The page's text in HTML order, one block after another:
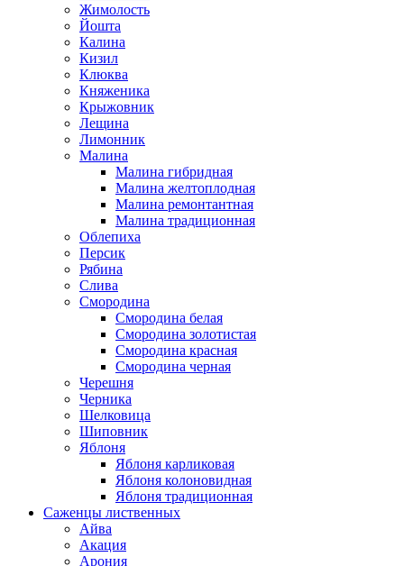
Жимолость
Йошта
Калина
Кизил
Клюква
Княженика
Крыжовник
Лещина
Лимонник
Малина
Малина гибридная
Малина желтоплодная
Малина ремонтантная
Малина традиционная
Облепиха
Персик
Рябина
Слива
Смородина
Смородина белая
Смородина золотистая
Смородина красная
Смородина черная
Черешня
Черника
Шелковица
Шиповник
Яблоня
Яблоня карликовая
Яблоня колоновидная
Яблоня традиционная
Саженцы лиственных
Айва
Акация
Арония